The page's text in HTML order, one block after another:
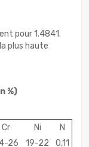
pour 1.4841.
plus haute
%)
Cr Ni
N
26 19-22 0,11